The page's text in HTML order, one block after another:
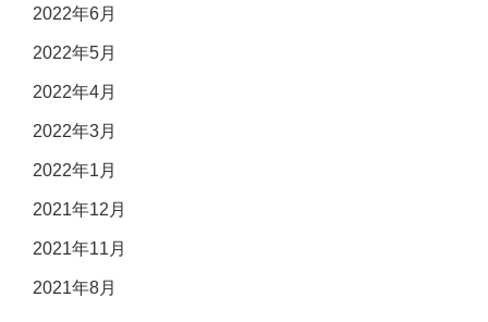
2022年6月
2022年5月
2022年4月
2022年3月
2022年1月
2021年12月
2021年11月
2021年8月